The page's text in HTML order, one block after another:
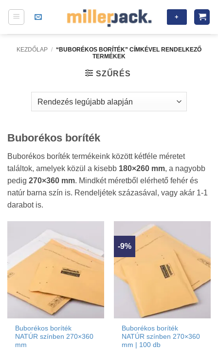
+
KEZDŐLAP / “BUBORÉKOS BORÍTÉK” CÍMKÉVEL RENDELKEZŐ
TERMÉKEK
SZŰRÉS
Buborékos boríték
Buborékos boríték termékeink között kétféle méretet
találtok, amelyek közül a kisebb 180×260 mm, a nagyobb
pedig 270×360 mm. Mindkét méretből elérhető fehér és
natúr barna szín is. Rendeljétek százasával, vagy akár 1-1
darabot is.
Buborékos boríték
NATÚR színben 270×360
mm
-9%
Buborékos boríték
NATÚR színben 270×360
mm | 100 db